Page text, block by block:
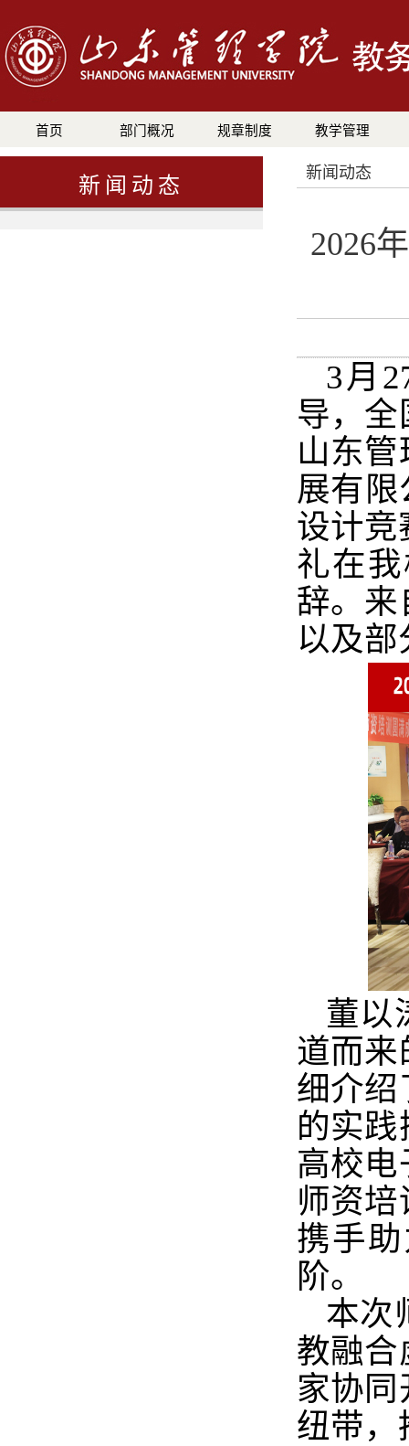
首页 部门概况 规章制度 教学管理
新闻动态
新闻动态
2026
3月
导，
山东
展有限
设计竞
礼在
辞。来
以及
董以
道而来
细介绍
的实
高校
师资
携手
阶。
本次
教融合
家协
纽带，